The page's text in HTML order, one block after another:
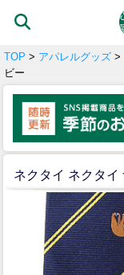
TOP > アパレルグッズ >
ビー
ネクタイ ネクタイ